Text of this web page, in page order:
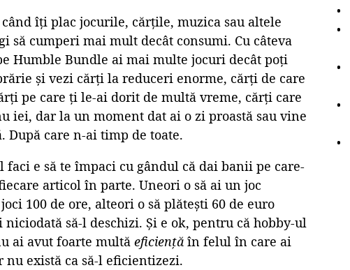
îți plac jocurile, cărțile, muzica sau altele
să cumperi mai mult decât consumi. Cu câteva
Humble Bundle ai mai multe jocuri decât poți
și vezi cărți la reduceri enorme, cărți de care
pe care ți le-ai dorit de multă vreme, cărți care
iei, dar la un moment dat ai o zi proastă sau vine
care n-ai timp de toate.
e să te împaci cu gândul că dai banii pe care-
articol în parte. Uneori o să ai un joc
100 de ore, alteori o să plătești 60 de euro
să-l deschizi. Și e ok, pentru că hobby-ul
ai avut foarte multă eficiență în felul în care ai
există ca să-l eficientizezi.